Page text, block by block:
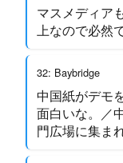
マスメディア
上なので必然
32: Baybridge
中国紙がデモ
面白いな。／
門広場に集ま